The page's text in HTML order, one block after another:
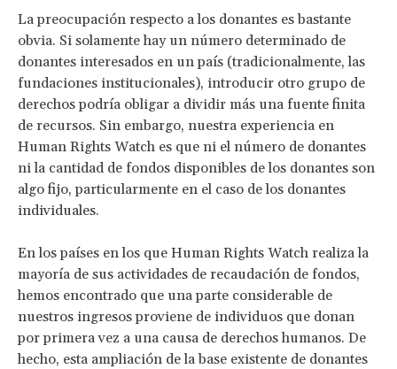
La preocupación respecto a los donantes es bastante
obvia. Si solamente hay un número determinado de
donantes interesados en un país (tradicionalmente, las
fundaciones institucionales), introducir otro grupo de
derechos podría obligar a dividir más una fuente finita
de recursos. Sin embargo, nuestra experiencia en
Human Rights Watch es que ni el número de donantes
ni la cantidad de fondos disponibles de los donantes son
algo fijo, particularmente en el caso de los donantes
individuales.
En los países en los que Human Rights Watch realiza la
mayoría de sus actividades de recaudación de fondos,
hemos encontrado que una parte considerable de
nuestros ingresos proviene de individuos que donan
por primera vez a una causa de derechos humanos. De
hecho, esta ampliación de la base existente de donantes